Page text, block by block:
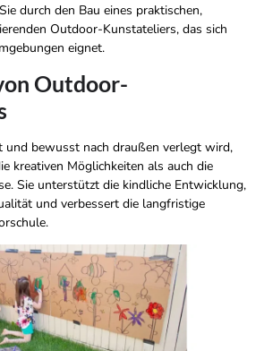
durch den Bau eines praktischen,
Outdoor-Kunstateliers, das sich
eignet.
Outdoor-
und bewusst nach draußen verlegt wird,
kreativen Möglichkeiten als auch die
Sie unterstützt die kindliche Entwicklung,
und verbessert die langfristige